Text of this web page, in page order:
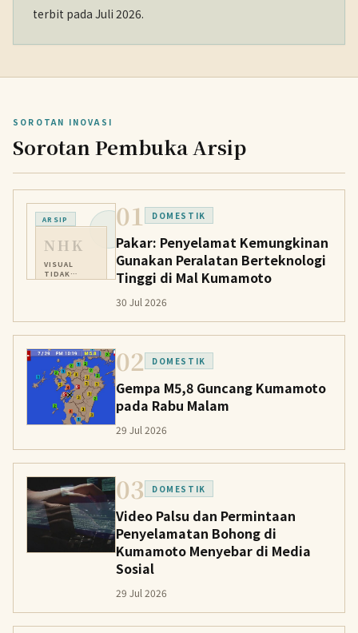
terbit pada Juli 2026.
SOROTAN INOVASI
Sorotan Pembuka Arsip
ARSIP
NHK
VISUAL
TIDAK
TERSEDIA
01 DOMESTIK
Pakar: Penyelamat Kemungkinan
Gunakan Peralatan Berteknologi
Tinggi di Mal Kumamoto
30 Jul 2026
02 DOMESTIK
Gempa M5,8 Guncang Kumamoto
pada Rabu Malam
29 Jul 2026
03 DOMESTIK
Video Palsu dan Permintaan
Penyelamatan Bohong di
Kumamoto Menyebar di Media
Sosial
29 Jul 2026